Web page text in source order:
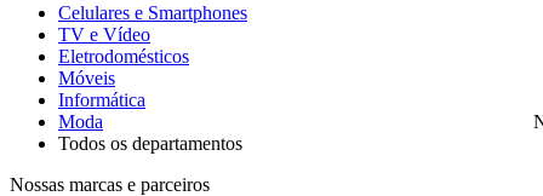
Celulares e Smartphones
TV e Vídeo
Eletrodomésticos
Móveis
Informática
Moda
Todos os departamentos
Nossas marcas e parceiros